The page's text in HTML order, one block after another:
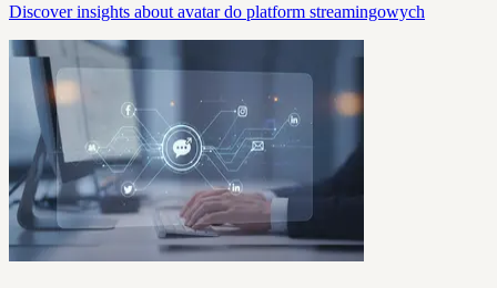
Discover insights about avatar do platform streamingowych